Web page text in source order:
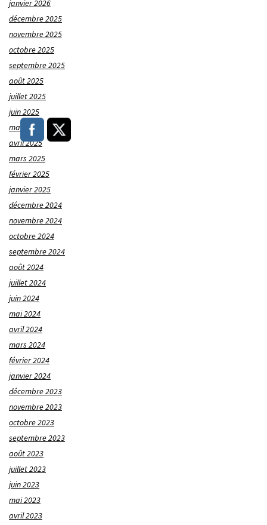
janvier 2026
décembre 2025
novembre 2025
octobre 2025
septembre 2025
août 2025
juillet 2025
juin 2025
mai 2025
avril 2025
mars 2025
février 2025
janvier 2025
décembre 2024
novembre 2024
octobre 2024
septembre 2024
août 2024
juillet 2024
juin 2024
mai 2024
avril 2024
mars 2024
février 2024
janvier 2024
décembre 2023
novembre 2023
octobre 2023
septembre 2023
août 2023
juillet 2023
juin 2023
mai 2023
avril 2023